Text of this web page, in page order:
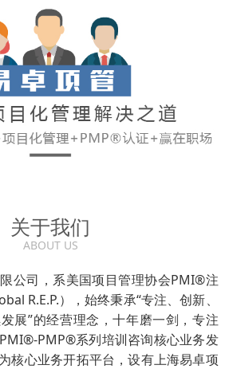
关于我们
ABOUT US
公司，系美国项目管理协会PMI®注
R.E.P.），始终秉承“专注、创新、
展”的经营理念，十年磨一剑，专注
PMP®系列培训咨询核心业务发
核心业务开拓平台，设有上海易卓项